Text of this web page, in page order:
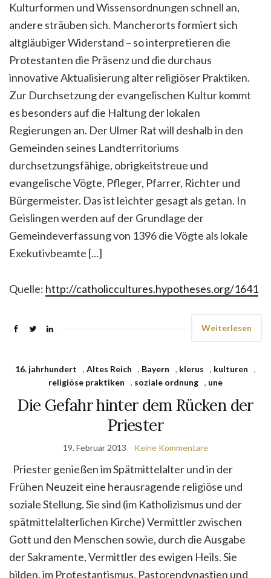
Kulturformen und Wissensordnungen schnell an,
andere sträuben sich. Mancherorts formiert sich
altgläubiger Widerstand – so interpretieren die
Protestanten die Präsenz und die durchaus
innovative Aktualisierung alter religiöser Praktiken.
Zur Durchsetzung der evangelischen Kultur kommt
es besonders auf die Haltung der lokalen
Regierungen an. Der Ulmer Rat will deshalb in den
Gemeinden seines Landterritoriums
durchsetzungsfähige, obrigkeitstreue und
evangelische Vögte, Pfleger, Pfarrer, Richter und
Bürgermeister. Das ist leichter gesagt als getan. In
Geislingen werden auf der Grundlage der
Gemeindeverfassung von 1396 die Vögte als lokale
Exekutivbeamte [...]
Quelle: http://catholiccultures.hypotheses.org/1641
Weiterlesen
16. jahrhundert , Altes Reich , Bayern , klerus , kulturen
,
religiöse praktiken
, soziale ordnung , une
Die Gefahr hinter dem Rücken der
Priester
19. Februar 2013 Keine Kommentare
Priester genießen im Spätmittelalter und in der
Frühen Neuzeit eine herausragende religiöse und
soziale Stellung. Sie sind (im Katholizismus und der
spätmittelalterlichen Kirche) Vermittler zwischen
Gott und den Menschen sowie, durch die Ausgabe
der Sakramente, Vermittler des ewigen Heils. Sie
bilden, im Protestantismus, Pastorendynastien und